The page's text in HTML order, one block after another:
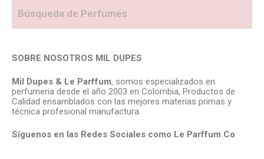
SOBRE NOSOTROS MIL DUPES
Mil Dupes & Le Parffum, somos especializados en
perfumeria desde el año 2003 en Colombia, Productos de
Calidad ensamblados con las mejores materias primas y
técnica profesional manufactura.
Síguenos en las Redes Sociales como Le Parffum Co